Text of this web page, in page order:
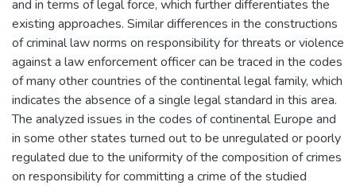
and in terms of legal force, which further differentiates the
existing approaches. Similar differences in the constructions
of criminal law norms on responsibility for threats or violence
against a law enforcement officer can be traced in the codes
of many other countries of the continental legal family, which
indicates the absence of a single legal standard in this area.
The analyzed issues in the codes of continental Europe and
in some other states turned out to be unregulated or poorly
regulated due to the uniformity of the composition of crimes
on responsibility for committing a crime of the studied